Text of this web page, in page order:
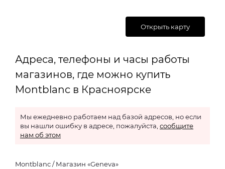
Открыть карту
Адреса, телефоны и часы работы
магазинов, где можно купить
Montblanc в Красноярске
Мы ежедневно работаем над базой адресов, но если
вы нашли ошибку в адресе, пожалуйста, сообщите
нам об этом
Montblanc / Магазин «Geneva»